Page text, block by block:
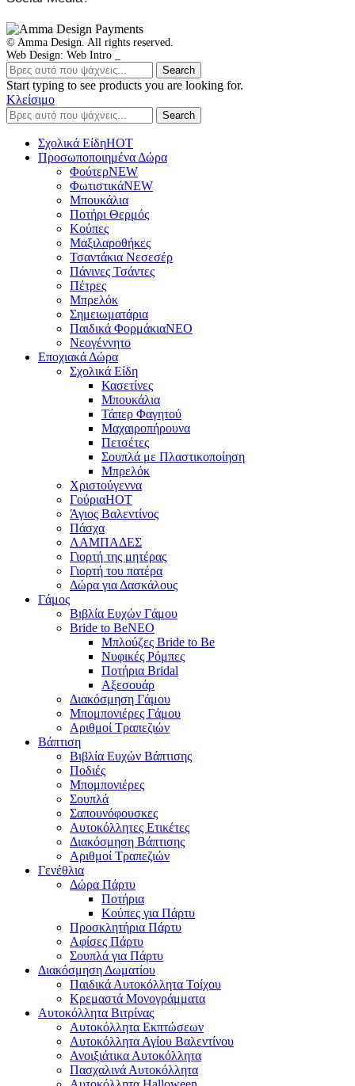
© Amma Design. All rights reserved.
Web Design: Web Intro _
Search
Start typing to see products you are looking for.
Κλείσιμο
Search
Σχολικά ΕίδηΗΟΤ
Προσωποποιημένα Δώρα
ΦούτερNEW
ΦωτιστικάNEW
Μπουκάλια
Ποτήρι Θερμός
Κούπες
Μαξιλαροθήκες
Τσαντάκια Νεσεσέρ
Πάνινες Τσάντες
Πέτρες
Μπρελόκ
Σημειωματάρια
Παιδικά ΦορμάκιαNEO
Νεογέννητο
Εποχιακά Δώρα
Σχολικά Είδη
Κασετίνες
Μπουκάλια
Τάπερ Φαγητού
Μαχαιροπήρουνα
Πετσέτες
Σουπλά με Πλαστικοποίηση
Μπρελόκ
Χριστούγεννα
ΓούριαHOT
Άγιος Βαλεντίνος
Πάσχα
ΛΑΜΠΑΔΕΣ
Γιορτή της μητέρας
Γιορτή του πατέρα
Δώρα για Δασκάλους
Γάμος
Βιβλία Ευχών Γάμου
Bride to BeNEO
Μπλούζες Bride to Be
Νυφικές Ρόμπες
Ποτήρια Bridal
Αξεσουάρ
Διακόσμηση Γάμου
Μπομπονιέρες Γάμου
Αριθμοί Τραπεζιών
Βάπτιση
Βιβλία Ευχών Βάπτισης
Ποδιές
Μπομπονιέρες
Σουπλά
Σαπουνόφουσκες
Αυτοκόλλητες Ετικέτες
Διακόσμηση Βάπτισης
Αριθμοί Τραπεζιών
Γενέθλια
Δώρα Πάρτυ
Ποτήρια
Κούπες για Πάρτυ
Προσκλητήρια Πάρτυ
Αφίσες Πάρτυ
Σουπλά για Πάρτυ
Διακόσμηση Δωματίου
Παιδικά Αυτοκόλλητα Τοίχου
Κρεμαστά Μονογράμματα
Αυτοκόλλητα Βιτρίνας
Αυτοκόλλητα Εκπτώσεων
Αυτοκόλλητα Αγίου Βαλεντίνου
Ανοιξιάτικα Αυτοκόλλητα
Πασχαλινά Αυτοκόλλητα